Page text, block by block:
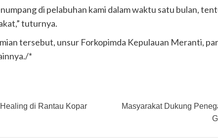
di pelabuhan kami dalam waktu satu bulan,
tuturnya.
tersebut, unsur Forkopimda Kepulauan Meranti,
*
di Rantau Kopar
Masyarakat Dukung